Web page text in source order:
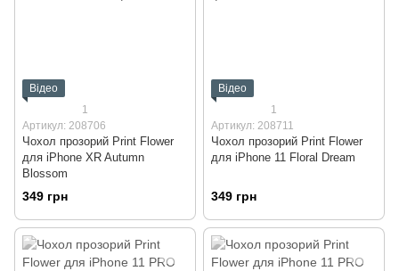
Відео
1
Артикул: 208706
Чохол прозорий Print Flower
для iPhone XR Autumn
Blossom
349 грн
Відео
1
Артикул: 208711
Чохол прозорий Print Flower
для iPhone 11 Floral Dream
349 грн